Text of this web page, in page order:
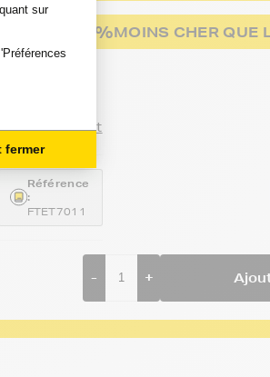
-82%MOINS CHER QUE
Voir le produit
Référence
:
FTET7011
- +